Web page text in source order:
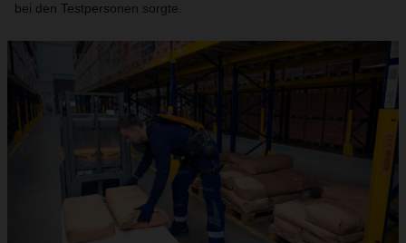
bei den Testpersonen sorgte.